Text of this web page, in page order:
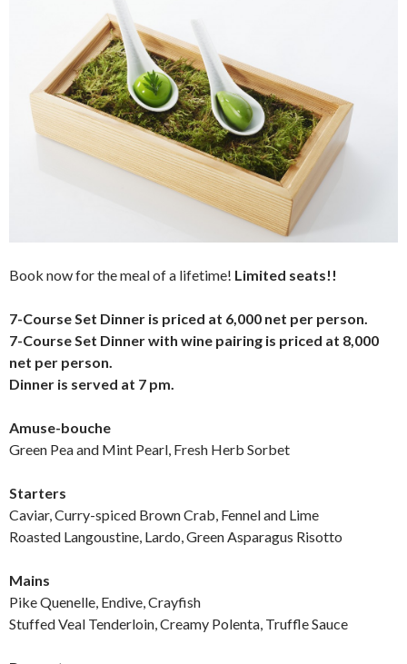
Book now for the meal of a lifetime! Limited seats!!
7-Course Set Dinner is priced at 6,000 net per person.
7-Course Set Dinner with wine pairing is priced at 8,000
net per person.
Dinner is served at 7 pm.
Amuse-bouche
Green Pea and Mint Pearl, Fresh Herb Sorbet
Starters
Caviar, Curry-spiced Brown Crab, Fennel and Lime
Roasted Langoustine, Lardo, Green Asparagus Risotto
Mains
Pike Quenelle, Endive, Crayfish
Stuffed Veal Tenderloin, Creamy Polenta, Truffle Sauce